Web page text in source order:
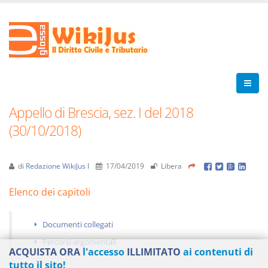
Appello di Brescia, sez. I del 2018
(30/10/2018)
di Redazione WikiJus I 17/04/2019 Libera
Elenco dei capitoli
Documenti collegati
Percorsi argomentali
ACQUISTA ORA l'accesso ILLIMITATO ai contenuti di
tutto il sito!